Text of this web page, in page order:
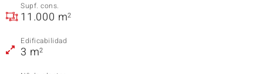
Supf. cons.
11.000 m2
Edificabilidad
3 m2